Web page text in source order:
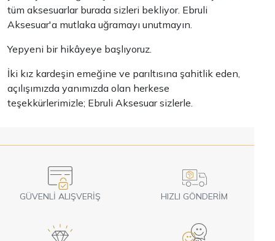
tüm aksesuarlar burada sizleri bekliyor. Ebruli
Aksesuar'a mutlaka uğramayı unutmayın.
Yepyeni bir hikâyeye başlıyoruz.
İki kız kardeşin emeğine ve parıltısına şahitlik eden,
açılışımızda yanımızda olan herkese
teşekkürlerimizle; Ebruli Aksesuar sizlerle.
GÜVENLI ALIŞVERIŞ HIZLI GÖNDERIM